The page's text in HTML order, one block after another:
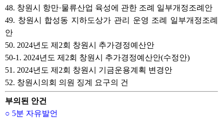
48. 창원시 항만·물류산업 육성에 관한 조례 일부개정조례안
49. 창원시 합성동 지하도상가 관리 운영 조례 일부개정조례
안
50. 2024년도 제2회 창원시 추가경정예산안
50-1. 2024년도 제2회 창원시 추가경정예산안(수정안)
51. 2024년도 제2회 창원시 기금운용계획 변경안
52. 창원시의회 의원 징계 요구의 건
부의된 안건
○ 5분 자유발언